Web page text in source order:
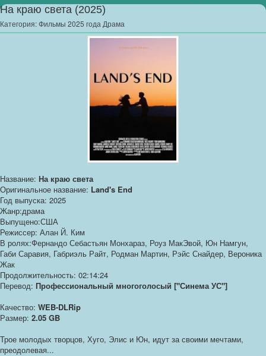
На краю света (2025)
Категория:Фильмы 2025 года Драма
Название: На краю света
Оригинальное название: Land's End
Год выпуска: 2025
Жанр:драма
Выпущено:США
Режиссер: Алан Й. Ким
В ролях:Фернандо Себастьян Монхараз, Роуз МакЭвой, Юн Намгун,
Габи Саравия, Габриэль Райт, Родман Мартин, Рэйс Снайдер, Вероника
Жак
Продолжительность: 02:14:24
Перевод: Профессиональный многоголосый ["Синема УС"]
Качество: WEB-DLRip
Размер: 2.05 GB
Трое молодых творцов, Хуго, Элис и Юн, идут за своими мечтами,
преодолевая...